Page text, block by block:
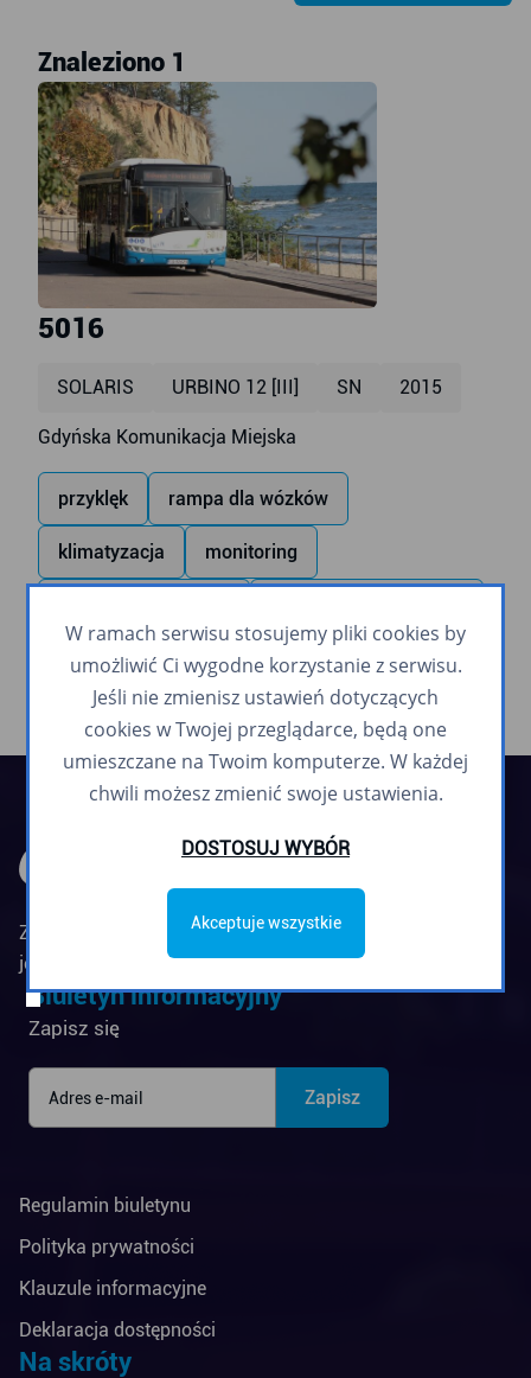
Znaleziono 1
5016
SOLARIS URBINO 12 [III] SN 2015
Gdyńska Komunikacja Miejska
przyklęk rampa dla wózków
klimatyzacja monitoring
Zarząd Komunikacji Miejskiej w Gdyni jest
jednostką budżetową Miasta Gdyni
Biuletyn informacyjny
Zapisz się
Regulamin biuletynu
Polityka prywatności
Klauzule informacyjne
Deklaracja dostępności
Na skróty
W ramach serwisu stosujemy pliki cookies by
umożliwić Ci wygodne korzystanie z serwisu.
Jeśli nie zmienisz ustawień dotyczących
cookies w Twojej przeglądarce, będą one
umieszczane na Twoim komputerze. W każdej
chwili możesz zmienić swoje ustawienia.
DOSTOSUJ WYBÓR
Akceptuje wszystkie